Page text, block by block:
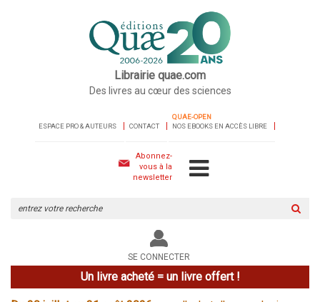
Librairie quae.com
Des livres au cœur des sciences
ESPACE PRO & AUTEURS CONTACT
QUAE-OPEN
NOS EBOOKS EN ACCÈS LIBRE
Abonnez-
vous à la
newsletter
le
site
SE CONNECTER
Un livre acheté = un livre offert !